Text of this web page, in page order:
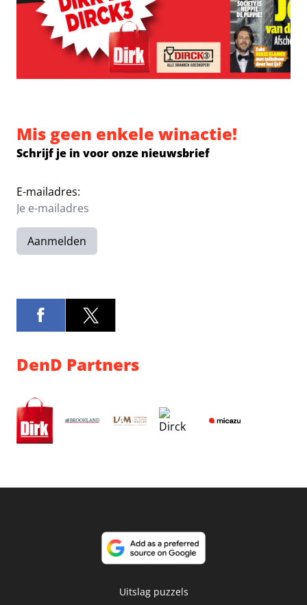
Mis geen enkele winactie!
Schrijf je in voor onze nieuwsbrief
E-mailadres:
Aanmelden
DenD Partners
Uitslag puzzels